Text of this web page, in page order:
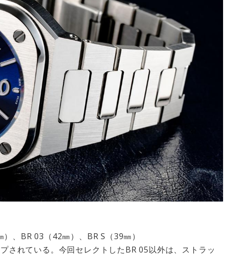
、BR 03（42㎜）、BR S（39㎜）
されている。今回セレクトしたBR 05以外は、ストラッ